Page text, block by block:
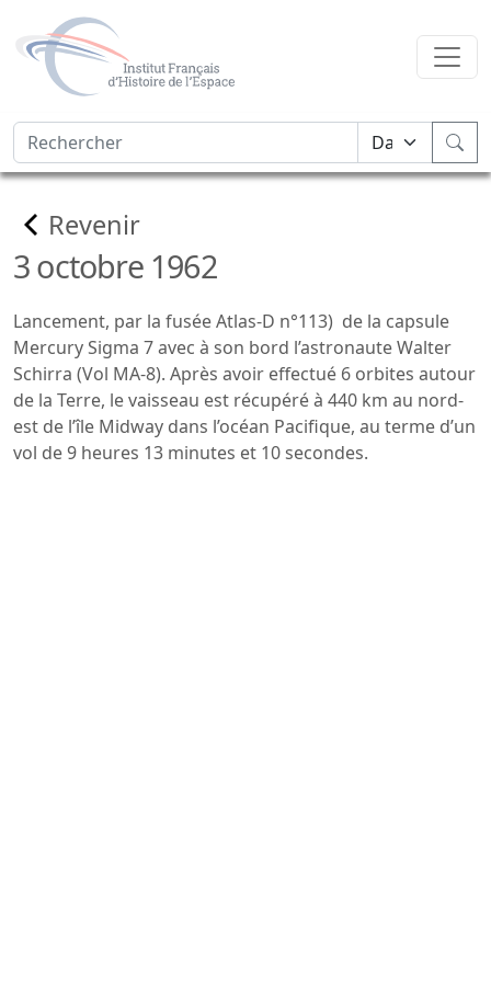
Revenir
3 octobre 1962
Lancement, par la fusée Atlas-D n°113) de la capsule
Mercury Sigma 7 avec à son bord l’astronaute Walter
Schirra (Vol MA-8). Après avoir effectué 6 orbites autour
de la Terre, le vaisseau est récupéré à 440 km au nord-
est de l’île Midway dans l’océan Pacifique, au terme d’un
vol de 9 heures 13 minutes et 10 secondes.